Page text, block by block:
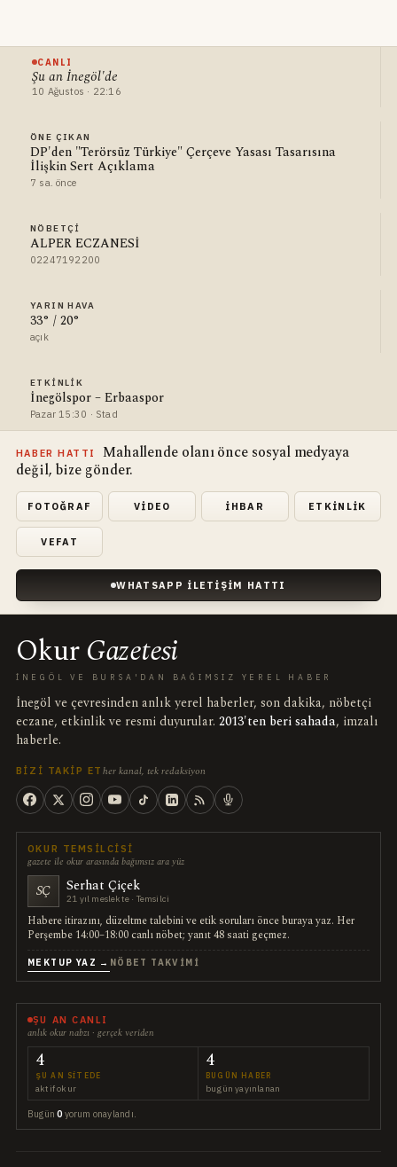
CANLI
Şu an İnegöl'de
10 Ağustos · 22:16
ÖNE ÇIKAN
DP'den "Terörsüz Türkiye" Çerçeve Yasası Tasarısına
İlişkin Sert Açıklama
7 sa. önce
NÖBETÇI
ALPER ECZANESİ
02247192200
YARIN HAVA
33° / 20°
açık
ETKINLIK
İnegölspor – Erbaaspor
Pazar 15:30 · Stad
HABER HATTI
Mahallende olanı önce sosyal medyaya
değil, bize gönder.
FOTOĞRAF VIDEO İHBAR ETKINLIK
VEFAT
WHATSAPP İLETIŞIM HATTI
OkurGazetesi
İNEGÖL VE BURSA'DAN BAĞIMSIZ YEREL HABER
İnegöl ve çevresinden anlık yerel haberler, son dakika, nöbetçi
eczane, etkinlik ve resmi duyurular. 2013'ten beri sahada, imzalı
haberle.
BIZI TAKIP ET her kanal, tek redaksiyon
OKUR TEMSILCISI
gazete ile okur arasında bağımsız ara yüz
SÇ Serhat Çiçek
21 yıl meslekte · Temsilci
Habere itirazını, düzeltme talebini ve etik soruları önce buraya yaz. Her
Perşembe 14:00–18:00 canlı nöbet; yanıt 48 saati geçmez.
MEKTUP YAZ → NÖBET TAKVIMI
ŞU AN CANLI
anlık okur nabzı · gerçek veriden
4
ŞU AN SITEDE
aktif okur
4
BUGÜN HABER
bugün yayınlanan
Bugün0 yorum onaylandı.